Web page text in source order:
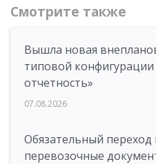
Смотрите также
Вышла новая
типовой
отчетность»
07.08.2026
Обязательный переход
перевозочные